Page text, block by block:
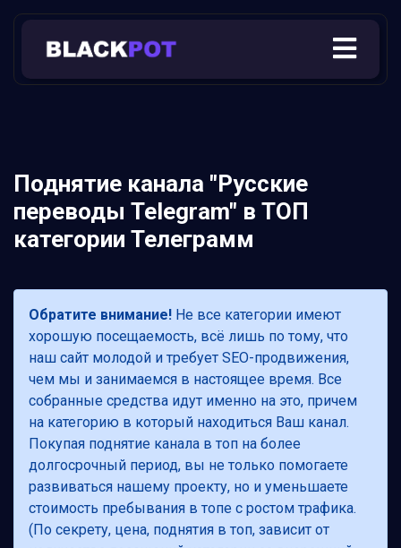
Поднятие канала "Русские
переводы Telegram" в ТОП
категории Телеграмм
Обратите внимание! Не все категории имеют
хорошую посещаемость, всё лишь по тому, что
наш сайт молодой и требует SEO-продвижения,
чем мы и занимаемся в настоящее время. Все
собранные средства идут именно на это, причем
на категорию в который находиться Ваш канал.
Покупая поднятие канала в топ на более
долгосрочный период, вы не только помогаете
развиваться нашему проекту, но и уменьшаете
стоимость пребывания в топе с ростом трафика.
(По секрету, цена, поднятия в топ, зависит от